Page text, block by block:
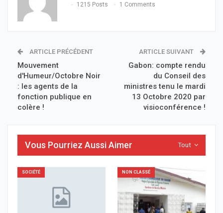
1215 Posts 1 Comments
ARTICLE PRÉCÉDENT
Mouvement
d'Humeur/Octobre Noir
: les agents de la
fonction publique en
colère !
ARTICLE SUIVANT
Gabon: compte rendu
du Conseil des
ministres tenu le mardi
13 Octobre 2020 par
visioconférence !
Tout
Vous Pourriez Aussi Aimer
SOCIÉTÉ NON CLASSÉ